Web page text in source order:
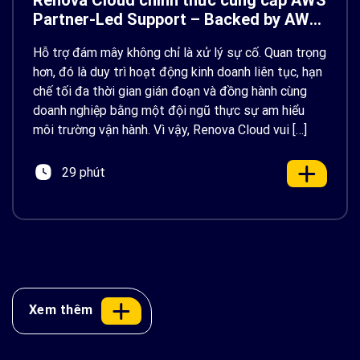
Partner-Led Support – Backed by AWS
Hỗ trợ đám mây không chỉ là xử lý sự cố. Quan trọng
hơn, đó là duy trì hoạt động kinh doanh liên tục, hạn
chế tối đa thời gian gián đoạn và đồng hành cùng
doanh nghiệp bằng một đội ngũ thực sự am hiểu
môi trường vận hành. Vì vậy, Renova Cloud vui […]
29 phút
Xem thêm